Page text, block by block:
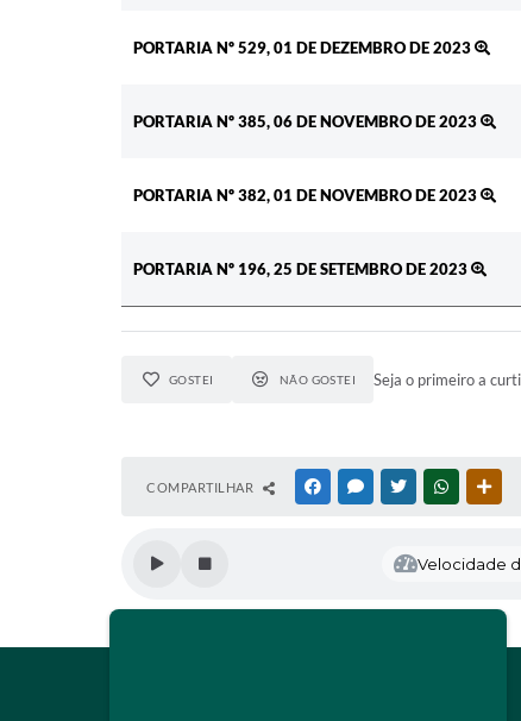
PORTARIA Nº 529, 01 DE DEZEMBRO DE 2023
PORTARIA Nº 385, 06 DE NOVEMBRO DE 2023
PORTARIA Nº 382, 01 DE NOVEMBRO DE 2023
PORTARIA Nº 196, 25 DE SETEMBRO DE 2023
GOSTEI NÃO GOSTEI Seja o primeiro a
COMPARTILHAR FACEBOOKMESSENGER
TWITTERWHATSAPP
Velocidade